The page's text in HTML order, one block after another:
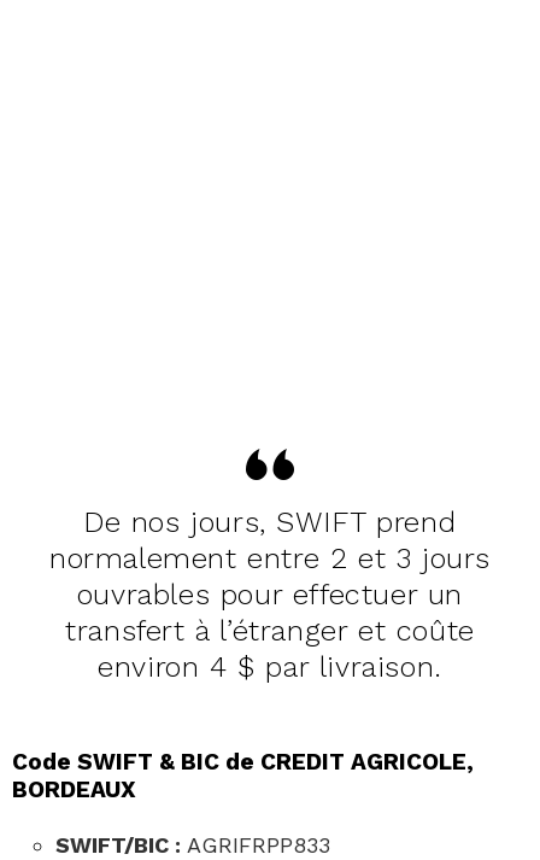
De nos jours, SWIFT prend
normalement entre 2 et 3 jours
ouvrables pour effectuer un
transfert à l’étranger et coûte
environ 4 $ par livraison.
Code SWIFT & BIC de CREDIT AGRICOLE,
BORDEAUX
SWIFT/BIC : AGRIFRPP833